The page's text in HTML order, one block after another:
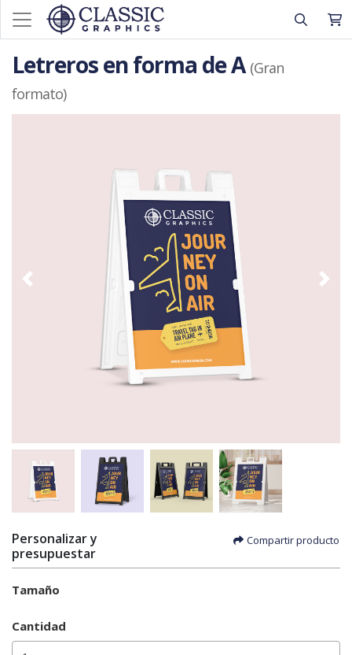
Letreros en forma de A (Gran
formato)
Personalizar y
presupuestar
Compartir producto
Tamaño
Cantidad